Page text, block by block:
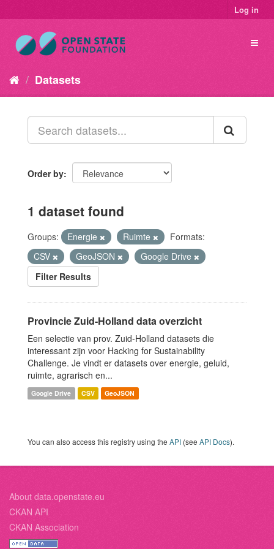
Log in
Datasets
Order by
1 dataset found
Groups: Energie Ruimte
Formats:
CSV
GeoJSON
Google Drive
Filter Results
Provincie Zuid-Holland data overzicht
Een selectie van prov. Zuid-Holland datasets die
interessant zijn voor Hacking for Sustainability
Challenge. Je vindt er datasets over energie, geluid,
ruimte, agrarisch en...
Google Drive CSV GeoJSON
You can also access this registry using the API (see API Docs).
About data.openstate.eu
CKAN API
CKAN Association